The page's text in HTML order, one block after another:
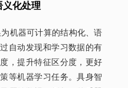
义化处理
机器可计算的结构化、语
自动发现和学习数据的有
，提升特征区分度，更好
等机器学习任务。具身智